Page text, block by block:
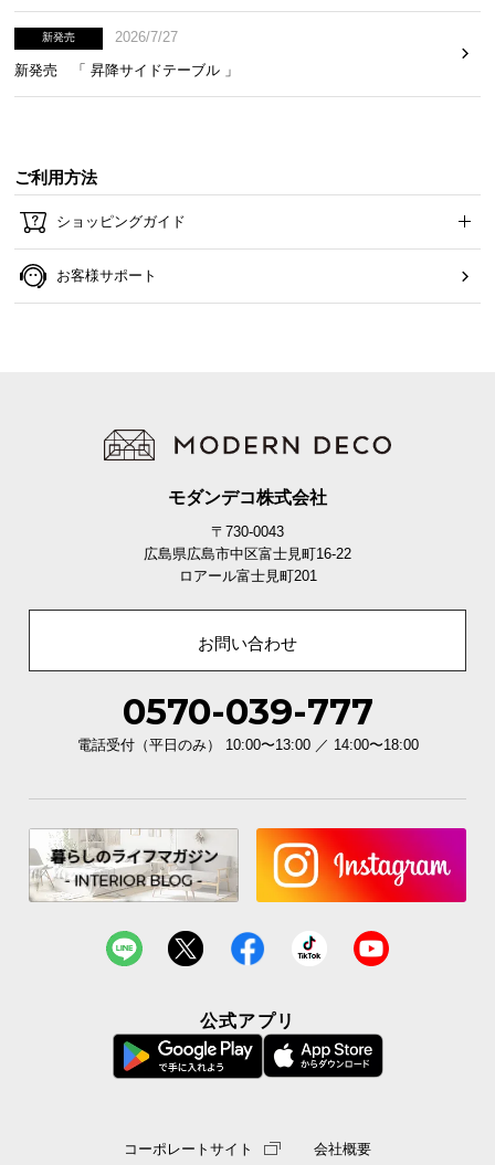
新発売
2026/7/27
新発売 「 昇降サイドテーブル 」
ご利用方法
ショッピングガイド
お客様サポート
モダンデコ株式会社
〒730-0043
広島県広島市中区富士見町16-22
ロアール富士見町201
お問い合わせ
0570-039-777
電話受付（平日のみ） 10:00〜13:00 ／ 14:00〜18:00
公式アプリ
コーポレートサイト 会社概要